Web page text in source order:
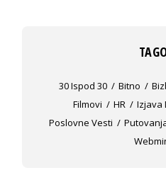
30 Ispod 30 Bitno
Filmovi
HR Izjava
Poslovne Vesti